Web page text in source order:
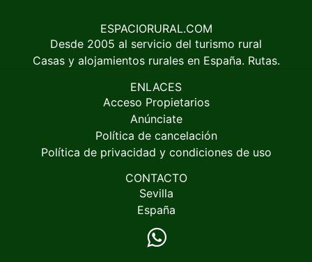
ESPACIORURAL.COM
Desde 2005 al servicio del turismo rural
Casas y alojamientos rurales en España. Rutas.
ENLACES
Acceso Propietarios
Anúnciate
Política de cancelación
Política de privacidad y condiciones de uso
CONTACTO
Sevilla
España